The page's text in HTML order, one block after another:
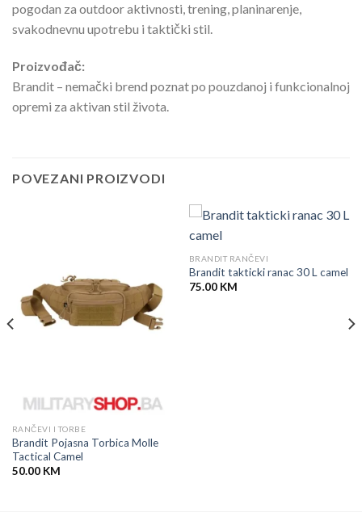
pogodan za outdoor aktivnosti, trening, planinarenje,
svakodnevnu upotrebu i taktički stil.
Proizvođač:
Brandit – nemački brend poznat po pouzdanoj i funkcionalnoj
opremi za aktivan stil života.
POVEZANI PROIZVODI
RANČEVI I TORBE
Brandit Pojasna Torbica Molle
Tactical Camel
50.00 KM
BRANDIT RANČEVI
Brandit takticki ranac 30 L camel
75.00 KM